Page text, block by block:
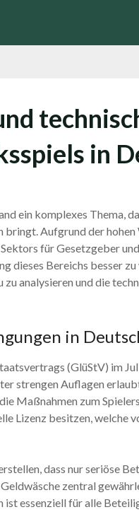
in
ein komplexes Thema,
bringt. Aufgrund der
für Gesetzgeber
dieses Bereichs besser
analysieren und die
in
(GlüStV) im
strengen Auflagen
Maßnahmen zum
Lizenz besitzen, welche
dass nur seriöse
zentral
ist essenziell für alle